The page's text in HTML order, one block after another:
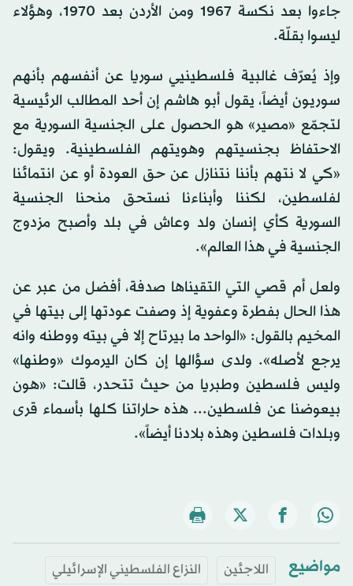
جاءوا بعد نكسة 1967 ومن الأردن بعد 1970، وهؤلاء
ليسوا بقلّة.
وإذ يُعرّف غالبية فلسطينيي سوريا عن أنفسهم بأنهم
سوريون أيضاً، يقول أبو هاشم إن أحد المطالب الرئيسية
لتجمّع «مصير» هو الحصول على الجنسية السورية مع
الاحتفاظ بجنسيتهم وهويتهم الفلسطينية. ويقول:
«كي لا نتهم بأننا نتنازل عن حق العودة أو عن انتمائنا
لفلسطين، لكننا وأبناءنا نستحق منحنا الجنسية
السورية كأي إنسان ولد وعاش في بلد وأصبح مزدوج
الجنسية في هذا العالم».
ولعل أم قصي التي التقيناها صدفة، أفضل من عبر عن
هذا الحال بفطرة وعفوية إذ وصفت عودتها إلى بيتها في
المخيم بالقول: «الواحد ما بيرتاح إلا في بيته ووطنه وانه
يرجع لأصله». ولدى سؤالها إن كان اليرموك «وطنها»
وليس فلسطين وطبريا من حيث تتحدر، قالت: «هون
بيعوضنا عن فلسطين... هذه حاراتنا كلها بأسماء قرى
وبلدات فلسطين وهذه بلادنا أيضاً».
مواضيع اللاجئين
النزاع الفلسطيني الإسرائيلي